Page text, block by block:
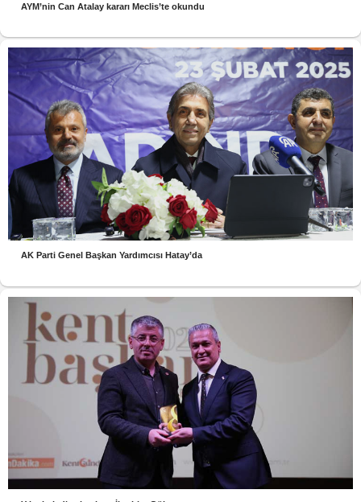
AYM’nin Can Atalay kararı Meclis’te okundu
AK Parti Genel Başkan Yardımcısı Hatay’da